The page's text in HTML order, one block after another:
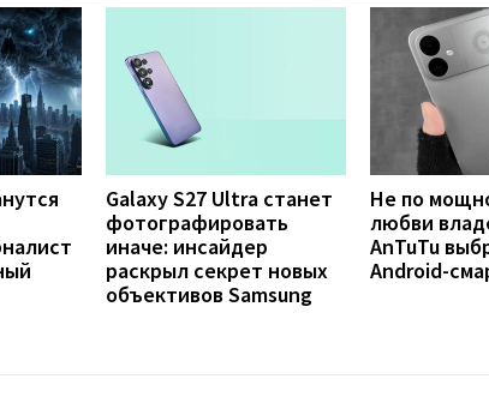
Galaxy S27 Ultra станет
фотографировать
иначе: инсайдер
раскрыл секрет новых
объективов Samsung
Не по
любви
AnTuTu
Android-